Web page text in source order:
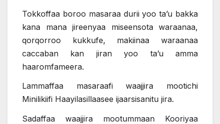
Tokkoffaa boroo masaraa durii yoo ta’u bakka
kana mana jireenyaa miseensota waraanaa,
qorqorroo kukkufe, makiinaa waraanaa
caccaban kan jiran yoo ta’u amma
haaromfameera.
Lammaffaa masaraafi waajjira mootichi
Minilikiifi Haayilasillaasee ijaarsisanitu jira.
Sadaffaa waajjira mootummaan Kooriyaa